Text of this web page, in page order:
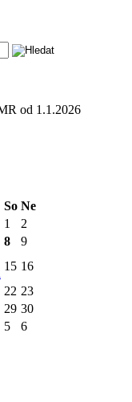
So Ne
1
2
8
9
15 16
22 23
29 30
5 6